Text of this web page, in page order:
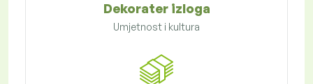
Dekorater izloga
Umjetnost i kultura